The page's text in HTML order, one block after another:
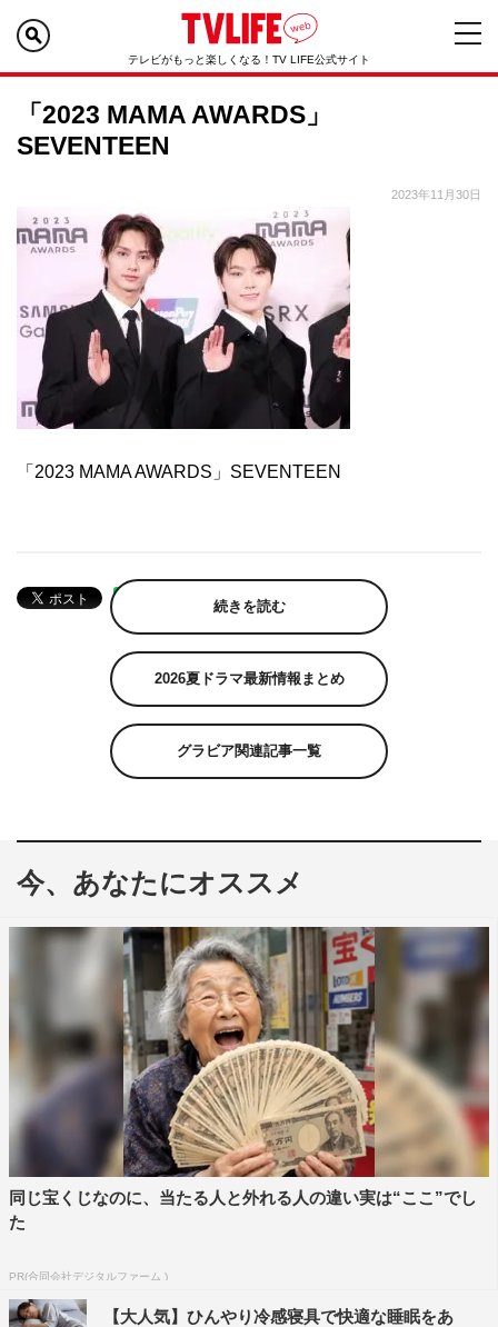
テレビがもっと楽しくなる！TV LIFE公式サイト
「2023 MAMA AWARDS」
SEVENTEEN
2023年11月30日
「2023 MAMA AWARDS」SEVENTEEN
続きを読む
2026夏ドラマ最新情報まとめ
グラビア関連記事一覧
今、あなたにオススメ
同じ宝くじなのに、当たる人と外れる人の違い実は“ここ”でし
た
PR(合同会社デジタルファーム )
【大人気】ひんやり冷感寝具で快適な睡眠をあ